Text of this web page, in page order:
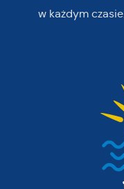
w każdym czasie.